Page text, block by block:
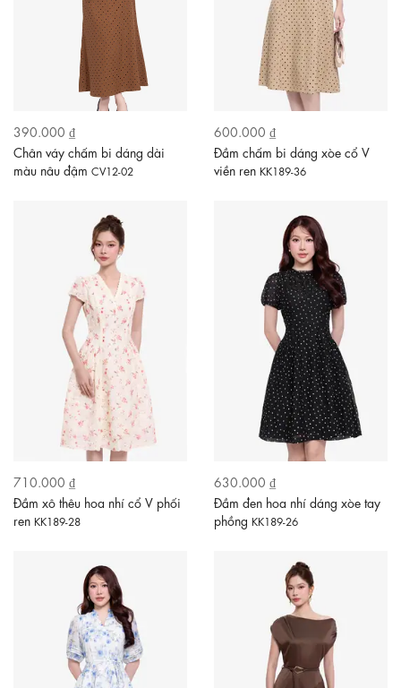
390.000 ₫
Chân váy chấm bi dáng dài
màu nâu đậm CV12-02
600.000 ₫
Đầm chấm bi dáng xòe cổ V
viền ren KK189-36
710.000 ₫
Đầm xô thêu hoa nhí cổ V phối
ren KK189-28
630.000 ₫
Đầm đen hoa nhí dáng xòe tay
phồng KK189-26